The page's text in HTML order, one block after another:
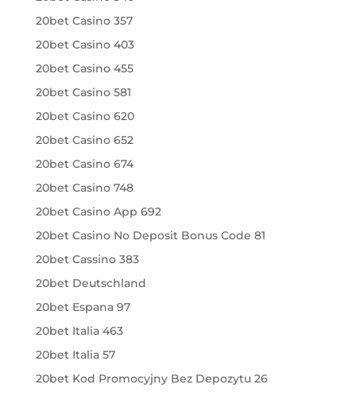
20bet Casino 357
20bet Casino 403
20bet Casino 455
20bet Casino 581
20bet Casino 620
20bet Casino 652
20bet Casino 674
20bet Casino 748
20bet Casino App 692
20bet Casino No Deposit Bonus Code 81
20bet Cassino 383
20bet Deutschland
20bet Espana 97
20bet Italia 463
20bet Italia 57
20bet Kod Promocyjny Bez Depozytu 26